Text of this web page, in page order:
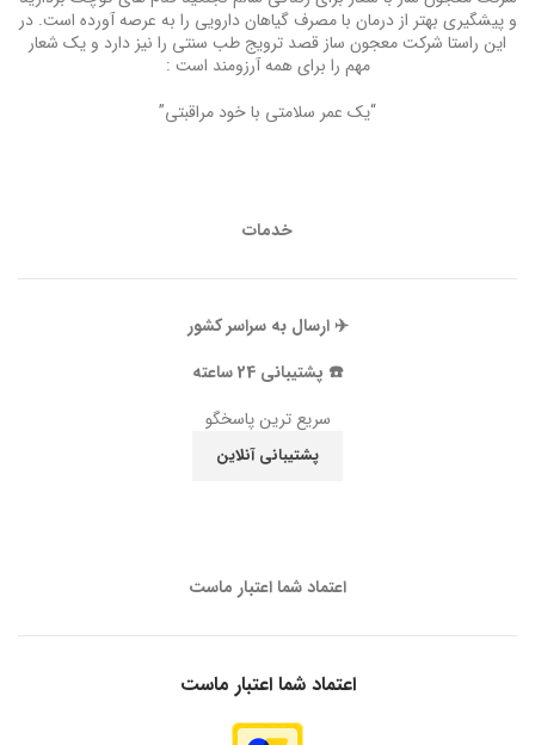
و پیشگیری بهتر از درمان با مصرف گیاهان دارویی را به عرصه آورده است. در
این راستا شرکت معجون ساز قصد ترویج طب سنتی را نیز دارد و یک شعار
مهم را برای همه آرزومند است :
“یک عمر سلامتی با خود مراقبتی”
خدمات
✈️ ارسال به سراسر کشور
☎️ پشتیبانی 24 ساعته
سریع ترین پاسخگو
پشتیبانی آنلاین
اعتماد شما اعتبار ماست
اعتماد شما اعتبار ماست